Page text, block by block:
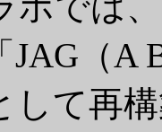
（A
して再